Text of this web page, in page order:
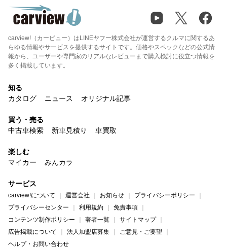
carview!（カービュー）はLINEヤフー株式会社が運営するクルマに関するあ
らゆる情報やサービスを提供するサイトです。価格やスペックなどの公式情
報から、ユーザーや専門家のリアルなレビューまで購入検討に役立つ情報を
多く掲載しています。
知る
カタログ
ニュース オリジナル記事
買う・売る
中古車検索
新車見積り 車買取
楽しむ
マイカー
みんカラ
サービス
carview!について 運営会社 お知らせ
プライバシーポリシー
プライバシーセンター
利用規約
免責事項
コンテンツ制作ポリシー
著者一覧
サイトマップ
広告掲載について
法人加盟店募集
ご意見・ご要望
ヘルプ・お問い合わせ